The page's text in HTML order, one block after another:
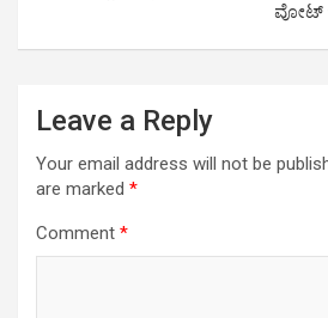
ವೋಟ್
Leave a Reply
Your email address will not be
are marked *
Comment *